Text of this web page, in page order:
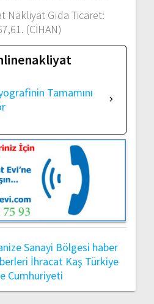
Nakliyat Gıda Ticaret:
(CİHAN)
Tamamını
Sanayi Bölgesi haber
İhracat Kaş Türkiye
Cumhuriyeti